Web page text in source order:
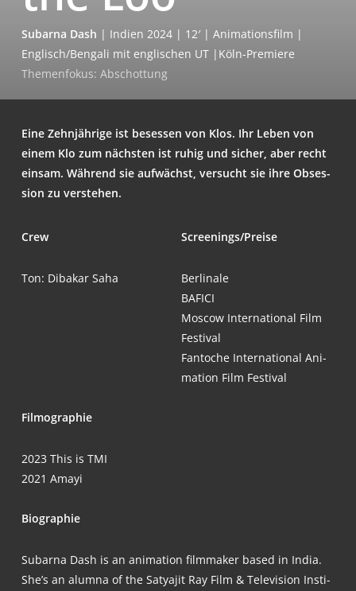
Subar­na Dash | Indi­en 2024 | 12′ | Ani­ma­ti­ons­film |
Englisch/Bengali mit eng­li­schen UT |Köln-Pre­mie­re
The­men­fo­kus: Abschottung
Eine Zehn­jäh­ri­ge ist beses­sen von Klos. Ihr Leben von
einem Klo zum nächs­ten ist ruhig und sicher, aber recht
ein­sam. Wäh­rend sie auf­wächst, ver­sucht sie ihre Obses­
si­on zu verstehen.
Crew
Ton: Dibak­ar Saha
Screenings/Preise
Ber­li­na­le
BAFICI
Moscow Inter­na­tio­nal Film
Festival
Fan­to­che Inter­na­tio­nal Ani­
ma­ti­on Film Festival
Fil­mo­gra­phie
2023 This is TMI
2021 Amayi
Bio­gra­phie
Subar­na Dash is an ani­ma­ti­on film­ma­ker based in India.
She’s an alum­na of the Satya­jit Ray Film & Tele­vi­si­on Insti­